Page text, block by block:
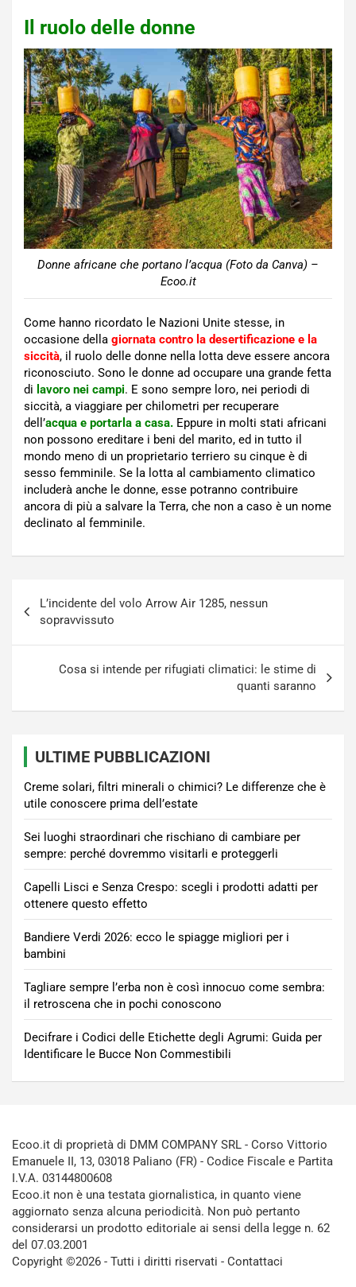
Il ruolo delle donne
Donne africane che portano l’acqua (Foto da Canva) –
Ecoo.it
Come hanno ricordato le Nazioni Unite stesse, in
occasione della giornata contro la desertificazione e la
siccità, il ruolo delle donne nella lotta deve essere ancora
riconosciuto. Sono le donne ad occupare una grande fetta
di lavoro nei campi. E sono sempre loro, nei periodi di
siccità, a viaggiare per chilometri per recuperare
dell’acqua e portarla a casa. Eppure in molti stati africani
non possono ereditare i beni del marito, ed in tutto il
mondo meno di un proprietario terriero su cinque è di
sesso femminile. Se la lotta al cambiamento climatico
includerà anche le donne, esse potranno contribuire
ancora di più a salvare la Terra, che non a caso è un nome
declinato al femminile.
articoli
L’incidente del volo Arrow Air 1285, nessun
sopravvissuto
Cosa si intende per rifugiati climatici: le stime di
quanti saranno
ULTIME PUBBLICAZIONI
Creme solari, filtri minerali o chimici? Le differenze che è
utile conoscere prima dell’estate
Sei luoghi straordinari che rischiano di cambiare per
sempre: perché dovremmo visitarli e proteggerli
Capelli Lisci e Senza Crespo: scegli i prodotti adatti per
ottenere questo effetto
Bandiere Verdi 2026: ecco le spiagge migliori per i
bambini
Tagliare sempre l’erba non è così innocuo come sembra:
il retroscena che in pochi conoscono
Decifrare i Codici delle Etichette degli Agrumi: Guida per
Identificare le Bucce Non Commestibili
Ecoo.it di proprietà di DMM COMPANY SRL - Corso Vittorio
Emanuele II, 13, 03018 Paliano (FR) - Codice Fiscale e Partita
I.V.A. 03144800608
Ecoo.it non è una testata giornalistica, in quanto viene
aggiornato senza alcuna periodicità. Non può pertanto
considerarsi un prodotto editoriale ai sensi della legge n. 62
del 07.03.2001
Copyright ©2026 - Tutti i diritti riservati - Contattaci